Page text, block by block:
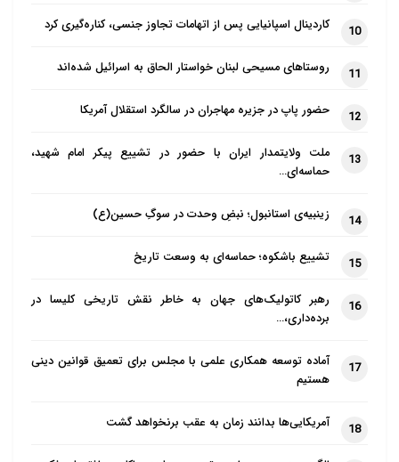
تایید کرد.
محاصره غزه توسط رژیم صهیونیستی اقدام مناسبی است یا
خیر، گفت: «من فکر می‌کنم که اسرائیل این حق را دارد،
بین‌المللی انجام شود، اما من نمی‌خواهم از اصلی که
بگیرم.»
دادستان کل امیلی تورنبری نیز از محکوم کردن قطع آب و
به امروز نه استارمر و نه هیچ کدام از افراد کابینه سایه او
اشغالی فلسطین مشارکت داشته گفت: « من همیشه
10 کاردینال اسپانیایی پس از اتهامات تجاوز جنسی، کناره‌گیری کرد
11 روستاهای مسیحی لبنان خواستار الحاق به اسرائیل شده‌اند
12 حضور پاپ در جزیره مهاجران در سالگرد استقلال آمریکا
13
ملت ولایتمدار ایران با حضور در تشییع پیکر امام شهید،
حماسه‌ای…
14 زینبیه‌ی استانبول؛ نبضِ وحدت در سوگِ حسین(ع)
15 تشییع باشکوه؛ حماسه‌ای به وسعت تاریخ
16
رهبر کاتولیک‌های جهان به خاطر نقش تاریخی کلیسا در
برده‌داری،…
17
آماده توسعه همکاری علمی با مجلس برای تعمیق قوانین دینی
هستیم
18 آمریکایی‌ها بدانند زمان به عقب برنخواهد گشت